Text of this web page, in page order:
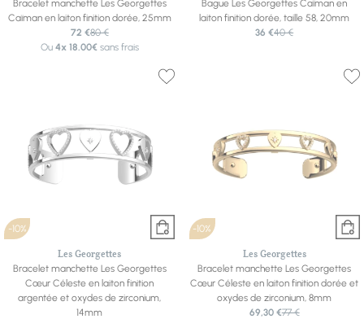
Bracelet manchette Les Georgettes
Caïman en laiton finition dorée, 25mm
72 €80 €
Ou 4x 18.00€sans frais
Bague Les Georgettes Caïman en
laiton finition dorée, taille 58, 20mm
36 €40 €
-10%
Les Georgettes
Bracelet manchette Les Georgettes
Cœur Céleste en laiton finition
argentée et oxydes de zirconium,
14mm
-10%
Les Georgettes
Bracelet manchette Les Georgettes
Cœur Céleste en laiton finition dorée et
oxydes de zirconium, 8mm
69,30 €77 €